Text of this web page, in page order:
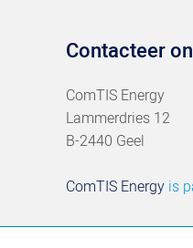
Contacteer
ComTIS Energy
Lammerdries 12
B-2440 Geel
ComTIS Energy is